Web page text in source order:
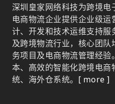
深圳皇家网络科技为跨境
电商物流企业提供企业级
计、开发和技术运维支持
及跨境物流行业，核心团
务项目及电商物流管理经
本、高效的智能化跨境电商
统、海外仓系统。 [ more ]